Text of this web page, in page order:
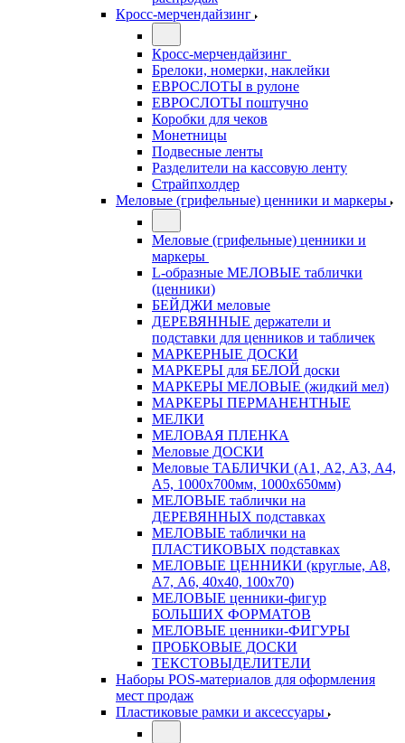
Кросс-мерчендайзинг
Кросс-мерчендайзинг
Брелоки, номерки, наклейки
ЕВРОСЛОТЫ в рулоне
ЕВРОСЛОТЫ поштучно
Коробки для чеков
Монетницы
Подвесные ленты
Разделители на кассовую ленту
Страйпхолдер
Меловые (грифельные) ценники и маркеры
Меловые (грифельные) ценники и
маркеры
L-образные МЕЛОВЫЕ таблички
(ценники)
БЕЙДЖИ меловые
ДЕРЕВЯННЫЕ держатели и
подставки для ценников и табличек
МАРКЕРНЫЕ ДОСКИ
МАРКЕРЫ для БЕЛОЙ доски
МАРКЕРЫ МЕЛОВЫЕ (жидкий мел)
МАРКЕРЫ ПЕРМАНЕНТНЫЕ
МЕЛКИ
МЕЛОВАЯ ПЛЕНКА
Меловые ДОСКИ
Меловые ТАБЛИЧКИ (А1, А2, А3, А4,
А5, 1000х700мм, 1000х650мм)
МЕЛОВЫЕ таблички на
ДЕРЕВЯННЫХ подставках
МЕЛОВЫЕ таблички на
ПЛАСТИКОВЫХ подставках
МЕЛОВЫЕ ЦЕННИКИ (круглые, А8,
А7, А6, 40х40, 100х70)
МЕЛОВЫЕ ценники-фигур
БОЛЬШИХ ФОРМАТОВ
МЕЛОВЫЕ ценники-ФИГУРЫ
ПРОБКОВЫЕ ДОСКИ
ТЕКСТОВЫДЕЛИТЕЛИ
Наборы POS-материалов для оформления
мест продаж
Пластиковые рамки и аксессуары